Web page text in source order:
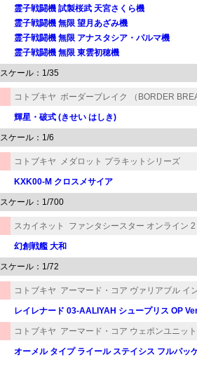
霊子戦闘機 試製桜武 天宮さくら機
霊子戦闘機 無限 望月あざみ機
霊子戦闘機 無限 アナスタシア・パルマ機
霊子戦闘機 無限 東雲初穂機
スケール：1/35
コトブキヤ ボーダーブレイク （BORDER
輝星・破式 (きせい はしき)
スケール：1/6
コトブキヤ メダロット プラキットシリーズ
KXK00-M クロスメサイア
スケール：1/700
スカイネット ファンタシースター オンライン 2
幻創戦艦 大和
スケール：1/72
コトブキヤ アーマード・コア ヴァリアブル イ
レイレナード 03-AALIYAH シュープリス OP
コトブキヤ アーマード・コア ウェポンユニッ
オーメル タイプ ライール ステイシス フルパッ